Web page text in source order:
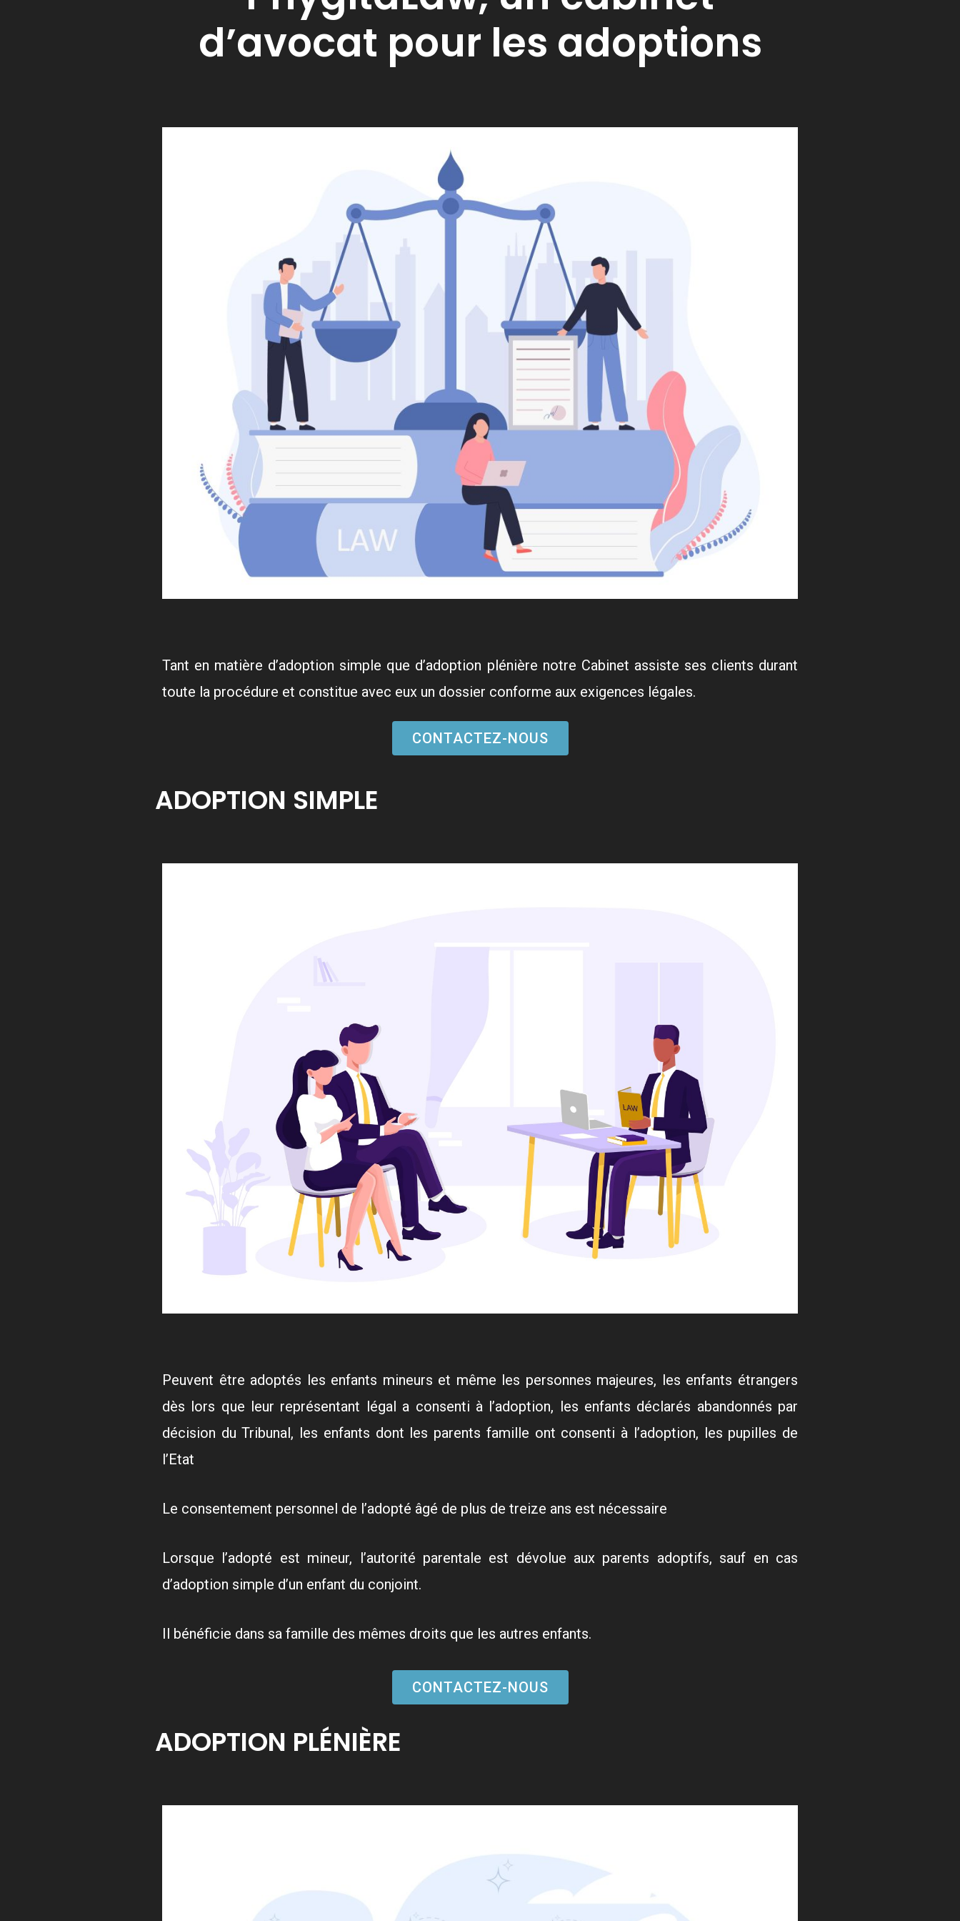
d’avocat pour les adoptions
Tant en matière d’adoption simple que d’adoption plénière notre Cabinet assiste ses clients durant
toute la procédure et constitue avec eux un dossier conforme aux exigences légales.
CONTACTEZ-NOUS
ADOPTION SIMPLE
Peuvent être adoptés les enfants mineurs et même les personnes majeures, les enfants étrangers
dès lors que leur représentant légal a consenti à l’adoption, les enfants déclarés abandonnés par
décision du Tribunal, les enfants dont les parents famille ont consenti à l’adoption, les pupilles de
l’Etat
Le consentement personnel de l’adopté âgé de plus de treize ans est nécessaire
Lorsque l’adopté est mineur, l’autorité parentale est dévolue aux parents adoptifs, sauf en cas
d’adoption simple d’un enfant du conjoint.
Il bénéficie dans sa famille des mêmes droits que les autres enfants.
CONTACTEZ-NOUS
ADOPTION PLÉNIÈRE